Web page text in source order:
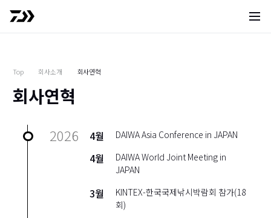
사이
Top 회사소개 회사연혁
회사연혁
2026 4월 DAIWA Asia Conference in JAPAN
4월
DAIWA World Joint Meeting in
JAPAN
3월
KINTEX-한국국제낚시박람회 참가(18
회)